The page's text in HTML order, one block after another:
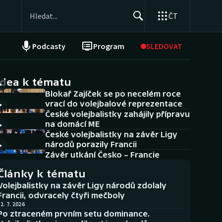
ČT
Podcasty Program SLEDOVAT
NEPŘEHLÉDNĚTE
Historické návraty
Aplikace ČT sport
AZ kvíz
k tématu
Blokař Zajíček se po necelém roce
vrací do volejbalové reprezentace
České volejbalistky zahájily přípravu
na domácí ME
České volejbalistky na závěr Ligy
národů porazily Francii
Závěr utkání Česko – Francie
k tématu
na závěr Ligy národů zdolaly
odvracely čtyři mečboly
7. 2026
ztraceném prvním setu dominance.